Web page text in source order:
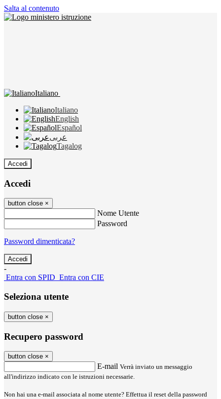
Salta al contenuto
Italiano
Italiano
English
Español
عربى
Tagalog
Accedi
Accedi
button close ×
Nome Utente
Password
Password dimenticata?
-
Entra con SPID Entra con CIE
Seleziona utente
button close ×
Recupero password
button close ×
E-mail Verrà inviato un messaggio
all'indirizzo indicato con le istruzioni necessarie.
Non hai una e-mail associata al nome utente? Effettua il reset della password